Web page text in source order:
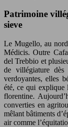
Patrimoine
sieve
Le Mugello, au
Médicis. Outre
del Trebbio et
de villégiature
verdoyantes, elles
été, ce qui explique
florentine.
converties en
mêlant bâtiments
air comme